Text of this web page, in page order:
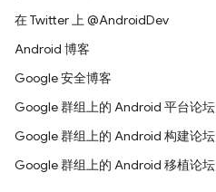
在 Twitter 上 @AndroidDev
Android 博客
Google 安全博客
Google 群组上的 Android 平台论坛
Google 群组上的 Android 构建论坛
Google 群组上的 Android 移植论坛